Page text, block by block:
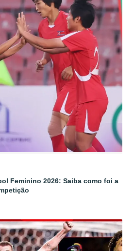
Feminino 2026: Saiba como foi a